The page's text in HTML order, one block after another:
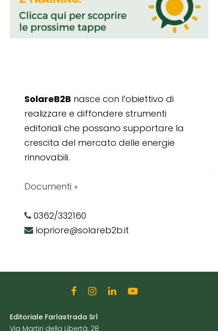
SolareB2B nasce con l’obiettivo di
realizzare e diffondere strumenti
editoriali che possano supportare la
crescita del mercato delle energie
rinnovabili.
Documenti »
0362/332160
lopriore@solareb2b.it
Editoriale Farlastrada Srl
Via Martiri della Libertà, 28